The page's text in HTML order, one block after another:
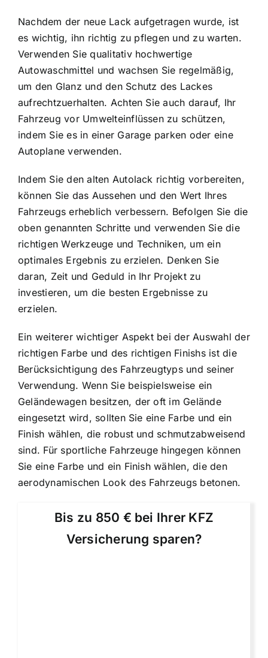
Nachdem der neue Lack aufgetragen wurde, ist
es wichtig, ihn richtig zu pflegen und zu warten.
Verwenden Sie qualitativ hochwertige
Autowaschmittel und wachsen Sie regelmäßig,
um den Glanz und den Schutz des Lackes
aufrechtzuerhalten. Achten Sie auch darauf, Ihr
Fahrzeug vor Umwelteinflüssen zu schützen,
indem Sie es in einer Garage parken oder eine
Autoplane verwenden.
Indem Sie den alten Autolack richtig vorbereiten,
können Sie das Aussehen und den Wert Ihres
Fahrzeugs erheblich verbessern. Befolgen Sie die
oben genannten Schritte und verwenden Sie die
richtigen Werkzeuge und Techniken, um ein
optimales Ergebnis zu erzielen. Denken Sie
daran, Zeit und Geduld in Ihr Projekt zu
investieren, um die besten Ergebnisse zu
erzielen.
Ein weiterer wichtiger Aspekt bei der Auswahl der
richtigen Farbe und des richtigen Finishs ist die
Berücksichtigung des Fahrzeugtyps und seiner
Verwendung. Wenn Sie beispielsweise ein
Geländewagen besitzen, der oft im Gelände
eingesetzt wird, sollten Sie eine Farbe und ein
Finish wählen, die robust und schmutzabweisend
sind. Für sportliche Fahrzeuge hingegen können
Sie eine Farbe und ein Finish wählen, die den
aerodynamischen Look des Fahrzeugs betonen.
Bis zu 850 € bei Ihrer KFZ
Versicherung sparen?